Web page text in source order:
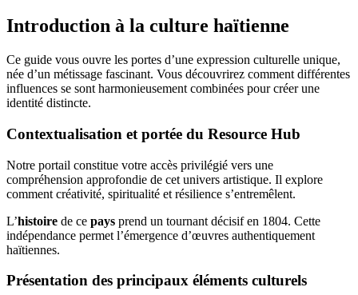
Introduction à la culture haïtienne
Ce guide vous ouvre les portes d’une expression culturelle unique,
née d’un métissage fascinant. Vous découvrirez comment différentes
influences se sont harmonieusement combinées pour créer une
identité distincte.
Contextualisation et portée du Resource Hub
Notre portail constitue votre accès privilégié vers une
compréhension approfondie de cet univers artistique. Il explore
comment créativité, spiritualité et résilience s’entremêlent.
L’histoire de ce pays prend un tournant décisif en 1804. Cette
indépendance permet l’émergence d’œuvres authentiquement
haïtiennes.
Présentation des principaux éléments culturels